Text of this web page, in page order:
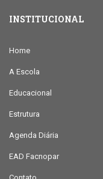
INSTITUCIONAL
Home
A Escola
Educacional
Estrutura
Agenda Diária
EAD Facnopar
Contato